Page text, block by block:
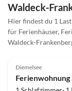
Waldeck-
Hier findest du 1
für Ferienhäuser,
Waldeck-
Diemelsee
Ferienwohnung